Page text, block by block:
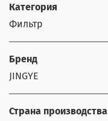
Категория
Фильтр
Бренд
JINGYE
Страна производства